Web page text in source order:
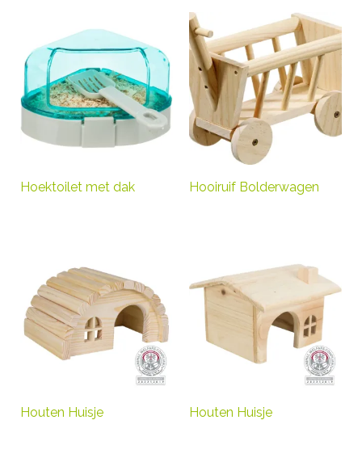
Hoektoilet met dak Hooiruif Bolderwagen
Houten Huisje Houten Huisje